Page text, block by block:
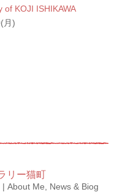
of KOJI ISHIKAWA
月)
リー猫町
| About Me News & Biog